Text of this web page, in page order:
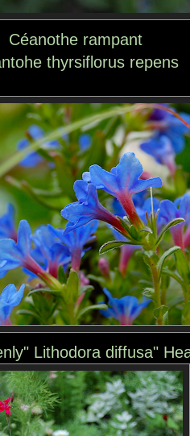
Céanothe rampant
thyrsiflorus repens
Lithodora diffusa"